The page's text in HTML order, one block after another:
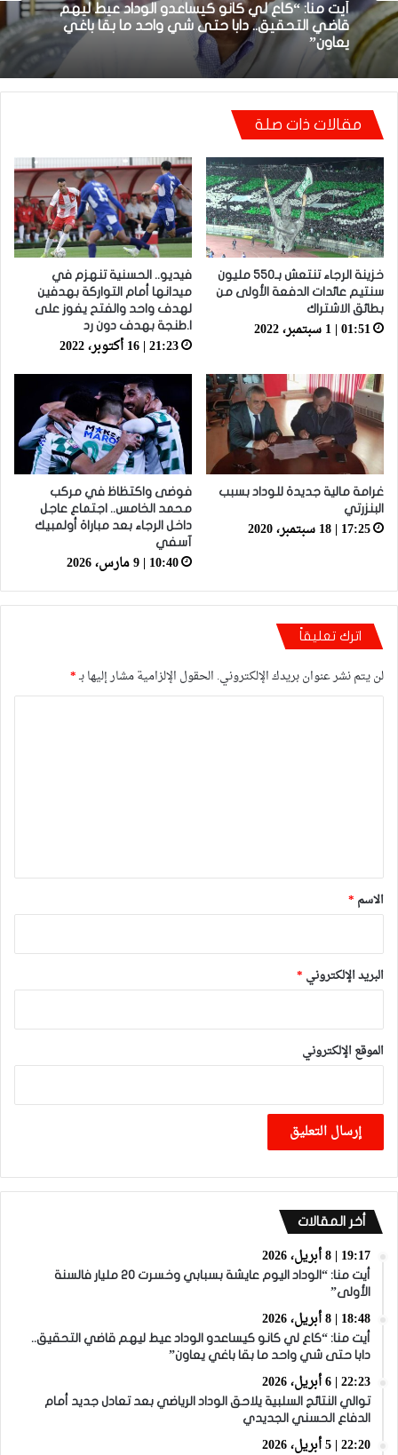
18:48 | 8 أبريل، 2026
أيت منا: “كاع لي كانو كيساعدو الوداد عيط ليهم
قاضي التحقيق.. دابا حتى شي واحد ما بقا باغي
توالي النتائج السلبية يلاحق الوداد الرياضي بعد
تعادل جديد أمام الدفاع الحسني الجديدي
مقالات ذات صلة
خزينة الرجاء تنتعش بـ550 مليون
سنتيم عائدات الدفعة الأولى من
بطائق الاشتراك
01:51 | 1 سبتمبر، 2022
فيديو.. الحسنية تنهزم في
ميدانها أمام التواركة بهدفين
لهدف واحد والفتح يفوز على
ا.طنجة بهدف دون رد
21:23 | 16 أكتوبر، 2022
غرامة مالية جديدة للوداد بسبب
البنزرتي
17:25 | 18 سبتمبر، 2020
فوضى واكتظاظ في مركب
محمد الخامس.. اجتماع عاجل
داخل الرجاء بعد مباراة أولمبيك
آسفي
10:40 | 9 مارس، 2026
اترك تعليقاً
لن يتم نشر عنوان بريدك الإلكتروني. الحقول الإلزامية مشار إليها بـ*
*
الاسم *
البريد الإلكتروني *
الموقع الإلكتروني
أخر المقالات
19:17 | 8 أبريل، 2026
أيت منا: “الوداد اليوم عايشة بسبابي وخسرت 20 مليار فالسنة
الأولى”
18:48 | 8 أبريل، 2026
أيت منا: “كاع لي كانو كيساعدو الوداد عيط ليهم قاضي التحقيق..
دابا حتى شي واحد ما بقا باغي يعاون”
22:23 | 6 أبريل، 2026
توالي النتائج السلبية يلاحق الوداد الرياضي بعد تعادل جديد أمام
الدفاع الحسني الجديدي
22:20 | 5 أبريل، 2026